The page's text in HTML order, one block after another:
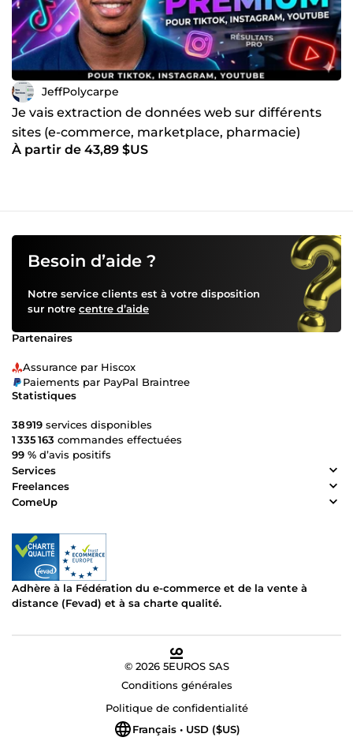
JeffPolycarpe
Je vais extraction de données web sur différents
sites (e-commerce, marketplace, pharmacie)
À partir de 43,89 $US
Besoin d’aide ?
Notre service clients est à votre disposition
sur notre centre d’aide
Partenaires
Assurance par Hiscox
Paiements par PayPal Braintree
Statistiques
38 919 services disponibles
1 335 163 commandes effectuées
99 % d’avis positifs
Services
Freelances
ComeUp
Adhère à la Fédération du e-commerce et de la vente à
distance (Fevad) et à sa charte qualité.
© 2026 5EUROS SAS
Conditions générales
Politique de confidentialité
Français • USD ($US)